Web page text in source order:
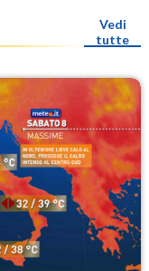
Vedi
tutte